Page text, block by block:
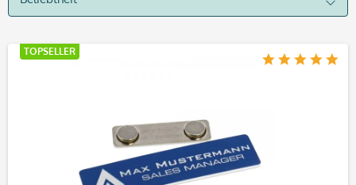
TOPSELLER